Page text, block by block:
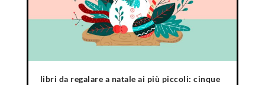
libri da regalare a natale ai più piccoli: cinque